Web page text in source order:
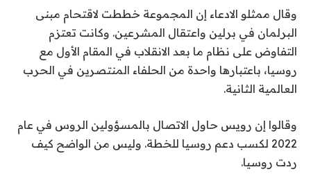
وقال ممثلو الادعاء إن المجموعة خططت لاقتحام مبنى
البرلمان في برلين واعتقال المشرعين. وكانت تعتزم
التفاوض على نظام ما بعد الانقلاب في المقام الأول مع
روسيا، باعتبارها واحدة من الحلفاء المنتصرين في الحرب
العالمية الثانية.
وقالوا إن رويس حاول الاتصال بالمسؤولين الروس في عام
2022 لكسب دعم روسيا للخطة. وليس من الواضح كيف
ردت روسيا.